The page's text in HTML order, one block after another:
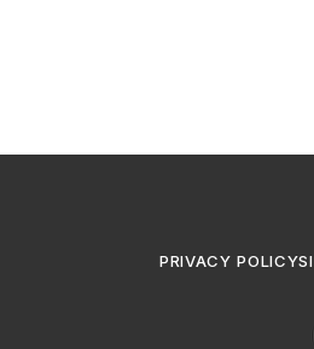
PRIVACY POLICY